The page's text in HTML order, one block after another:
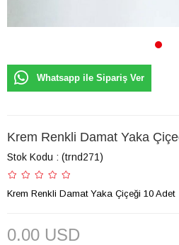
Whatsapp ile Sipariş Ver
Krem Renkli Damat Yaka
Stok Kodu (trnd271)
Krem Renkli Damat Yaka Çiçeği 10 Adet
0.00 USD